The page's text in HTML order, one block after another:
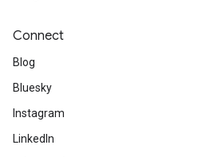
Connect
Blog
Bluesky
Instagram
LinkedIn